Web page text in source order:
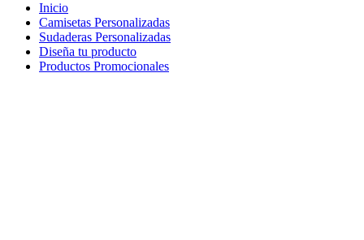
Inicio
Camisetas Personalizadas
Sudaderas Personalizadas
Diseña tu producto
Productos Promocionales